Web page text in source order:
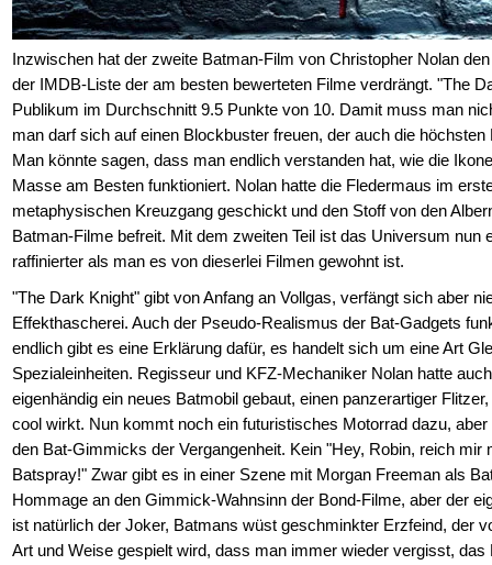
Inzwischen hat der zweite Batman-Film von Christopher Nolan
der IMDB-Liste der am besten bewerteten Filme verdrängt. "The
Publikum im Durchschnitt 9.5 Punkte von 10. Damit muss man
man darf sich auf einen Blockbuster freuen, der auch die höchsten
Man könnte sagen, dass man endlich verstanden hat, wie die
Masse am Besten funktioniert. Nolan hatte die Fledermaus im
metaphysischen Kreuzgang geschickt und den Stoff von den
Batman-Filme befreit. Mit dem zweiten Teil ist das Universum nun
raffinierter als man es von dieserlei Filmen gewohnt ist.
"The Dark Knight" gibt von Anfang an Vollgas, verfängt sich aber
Effekthascherei. Auch der Pseudo-Realismus der Bat-Gadgets
endlich gibt es eine Erklärung dafür, es handelt sich um eine Art
Spezialeinheiten. Regisseur und KFZ-Mechaniker Nolan hatte
eigenhändig ein neues Batmobil gebaut, einen panzerartiger
cool wirkt. Nun kommt noch ein futuristisches Motorrad dazu,
den Bat-Gimmicks der Vergangenheit. Kein "Hey, Robin, reich mir
Batspray!" Zwar gibt es in einer Szene mit Morgan Freeman als
Hommage an den Gimmick-Wahnsinn der Bond-Filme, aber der
ist natürlich der Joker, Batmans wüst geschminkter Erzfeind, der
Art und Weise gespielt wird, dass man immer wieder vergisst, das